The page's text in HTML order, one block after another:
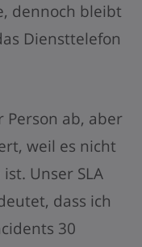
dennoch bleibt
Diensttelefon
Person ab, aber
weil es nicht
Unser SLA
dass ich
30